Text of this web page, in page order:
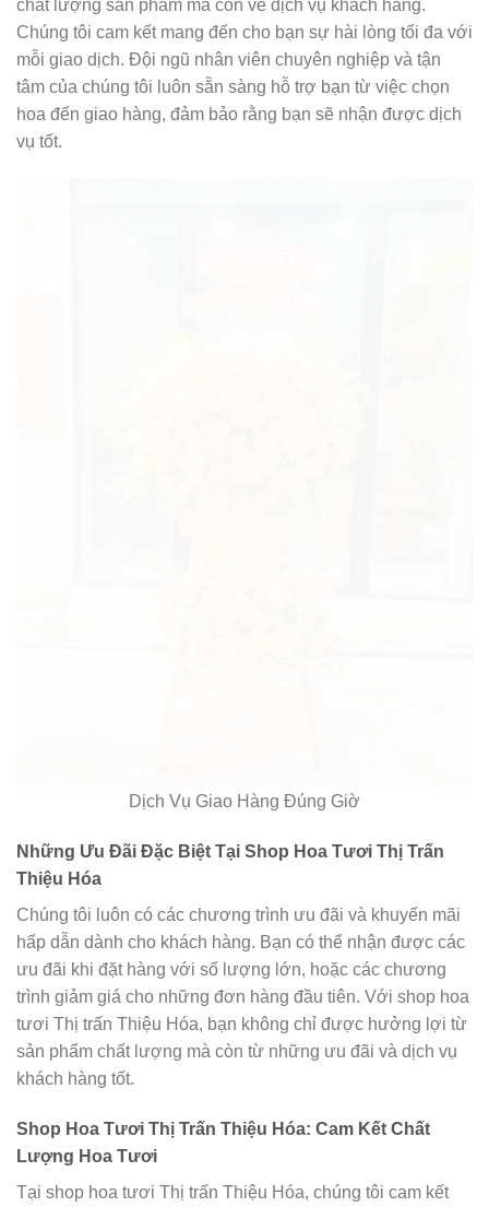
chất lượng sản phẩm mà còn về dịch vụ khách hàng.
Chúng tôi cam kết mang đến cho bạn sự hài lòng tối đa với
mỗi giao dịch. Đội ngũ nhân viên chuyên nghiệp và tận
tâm của chúng tôi luôn sẵn sàng hỗ trợ bạn từ việc chọn
hoa đến giao hàng, đảm bảo rằng bạn sẽ nhận được dịch
vụ tốt.
Dịch Vụ Giao Hàng Đúng Giờ
Những Ưu Đãi Đặc Biệt Tại Shop Hoa Tươi Thị Trấn
Thiệu Hóa
Chúng tôi luôn có các chương trình ưu đãi và khuyến mãi
hấp dẫn dành cho khách hàng. Bạn có thể nhận được các
ưu đãi khi đặt hàng với số lượng lớn, hoặc các chương
trình giảm giá cho những đơn hàng đầu tiên. Với shop hoa
tươi Thị trấn Thiệu Hóa, bạn không chỉ được hưởng lợi từ
sản phẩm chất lượng mà còn từ những ưu đãi và dịch vụ
khách hàng tốt.
Shop Hoa Tươi Thị Trấn Thiệu Hóa: Cam Kết Chất
Lượng Hoa Tươi
Tại shop hoa tươi Thị trấn Thiệu Hóa, chúng tôi cam kết